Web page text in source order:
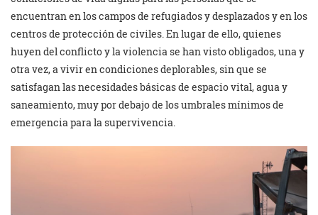
encuentran en los campos de refugiados y desplazados y en los
centros de protección de civiles. En lugar de ello, quienes
huyen del conflicto y la violencia se han visto obligados, una y
otra vez, a vivir en condiciones deplorables, sin que se
satisfagan las necesidades básicas de espacio vital, agua y
saneamiento, muy por debajo de los umbrales mínimos de
emergencia para la supervivencia.